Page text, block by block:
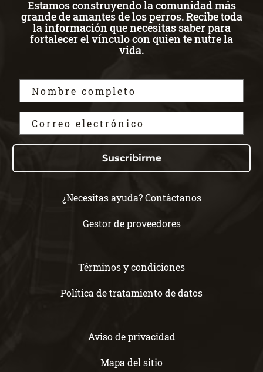
Estamos construyendo la comunidad más
grande de amantes de los perros. Recibe toda
la información que necesitas saber para
fortalecer el vínculo con quien te nutre la
vida.
Suscribirme
¿Necesitas ayuda? Contáctanos
Gestor de proveedores
Términos y condiciones
Política de tratamiento de datos
Aviso de privacidad
Mapa del sitio